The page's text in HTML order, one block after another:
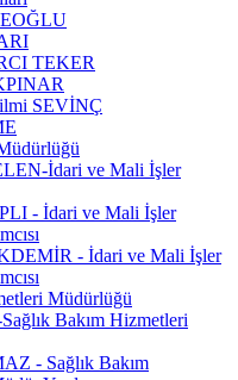
TEKER
SEVİNÇ
İdari ve Mali İşler
- İdari ve Mali İşler
- İdari ve Mali İşler
Müdürlüğü
Bakım Hizmetleri
- Sağlık Bakım